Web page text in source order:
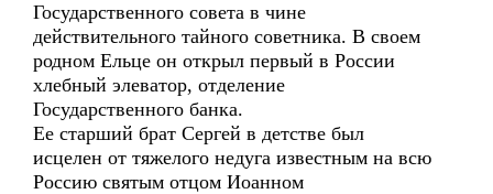
Государственного совета в чине
действительного тайного советника. В своем
родном Ельце он открыл первый в России
хлебный элеватор, отделение
Государственного банка.
Ее старший брат Сергей в детстве был
исцелен от тяжелого недуга известным на всю
Россию святым отцом Иоанном